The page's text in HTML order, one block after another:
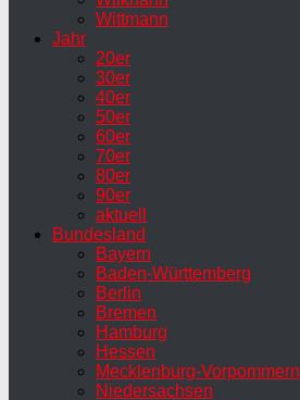
Wittmann
Jahr
20er
30er
40er
50er
60er
70er
80er
90er
aktuell
Bundesland
Bayern
Baden-Württemberg
Berlin
Bremen
Hamburg
Hessen
Mecklenburg-Vorpommern
Niedersachsen